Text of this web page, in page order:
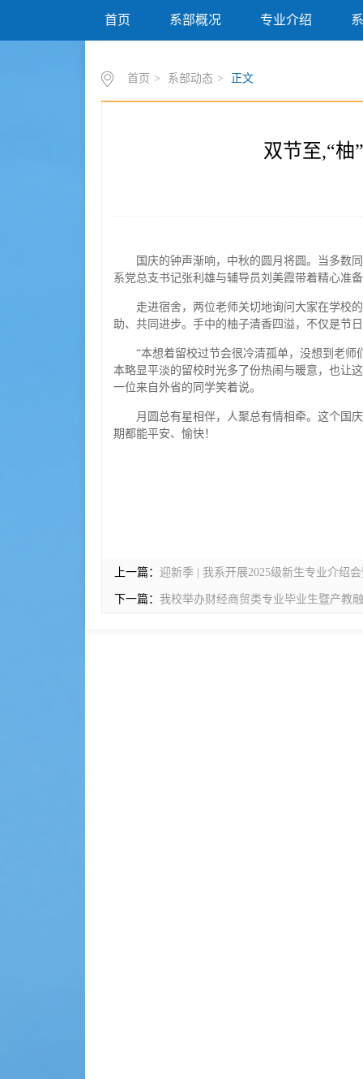
首页 系部概况 专业介绍
首页 > 系部动态 > 正文
双节至,“柚
国庆的钟声渐响，中秋的圆月将圆。当多数
系党总支书记张利雄与辅导员刘美霞带着精心准
走进宿舍，两位老师关切地询问大家在学校
助、共同进步。手中的柚子清香四溢，不仅是节
“本想着留校过节会很冷清孤单，没想到老
本略显平淡的留校时光多了份热闹与暖意，也让
一位来自外省的同学笑着说。
月圆总有星相伴，人聚总有情相牵。这个国
期都能平安、愉快！
上一篇： 迎新季 | 我系开展2025级新生专业介绍
下一篇： 我校举办财经商贸类专业毕业生暨产教